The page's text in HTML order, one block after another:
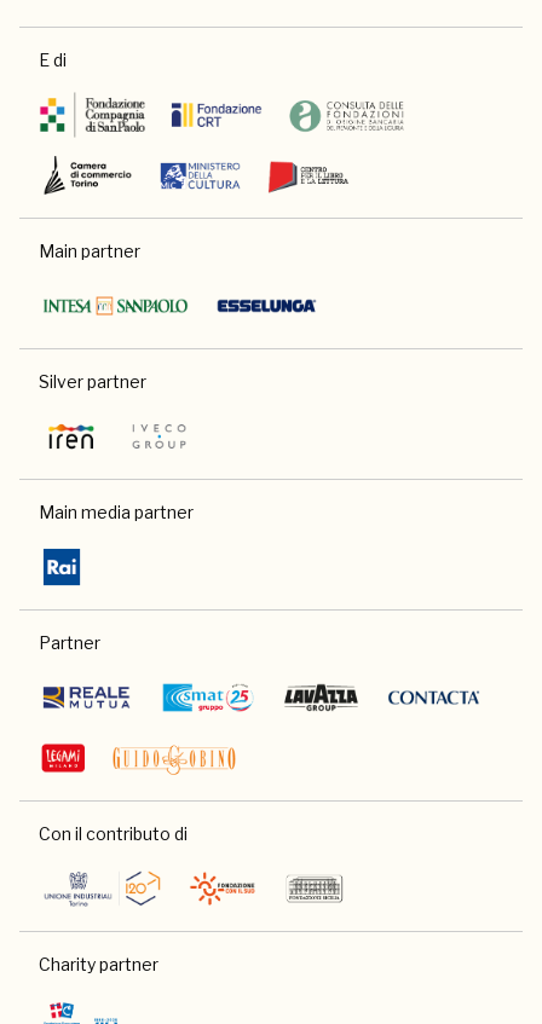
E di
Main partner
Silver partner
Main media partner
Partner
Con il contributo di
Charity partner